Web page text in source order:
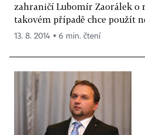
zahraničí Lubomír Zaorálek o
takovém případě chce použít
13. 8. 2014 ▪ 6 min. čtení